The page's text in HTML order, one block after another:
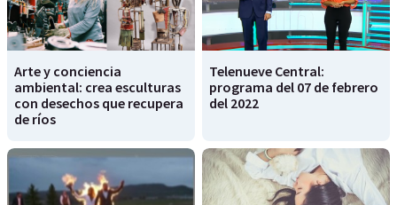
Arte y conciencia
ambiental: crea esculturas
con desechos que recupera
de ríos
Telenueve Central:
programa del 07 de febrero
del 2022